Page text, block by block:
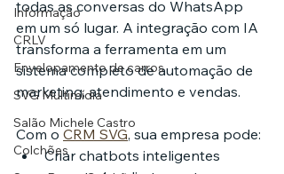
Informação
CRLV
Envelopamento de carros
SVG Multimídia
Salão Michele Castro
Colchões
todas as conversas do WhatsApp
em um só lugar. A integração com IA
transforma a ferramenta em um
sistema completo de automação de
marketing, atendimento e vendas.
Com o CRM SVG, sua empresa pode:
Criar chatbots inteligentes